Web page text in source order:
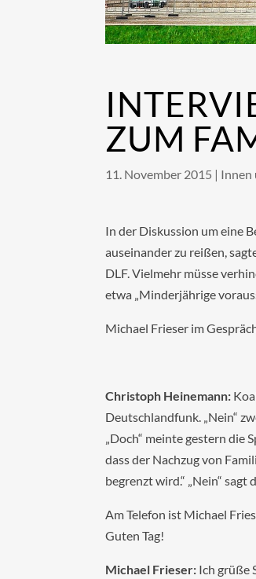
ZUM
11. November 2015 | Innen
In der Diskussion um eine
auseinander zu reißen,
DLF. Vielmehr müsse
etwa „Minderjährige
Michael Frieser im
Christoph Heinemann:
Deutschlandfunk. „Nein“
„Doch“ meinte gestern die
dass der Nachzug von
begrenzt wird.“ „Nein“ sagt
Am Telefon ist Michael
Guten Tag!
Michael Frieser: Ich grüße